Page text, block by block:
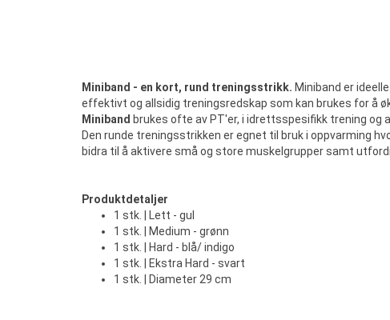
Miniband - en kort, rund treningsstrikk. Miniband er
effektivt og allsidig treningsredskap som kan brukes for å
Miniband brukes ofte av PT'er, i idrettsspesifikk trening og
Den runde treningsstrikken er egnet til bruk i oppvarming
bidra til å aktivere små og store muskelgrupper samt
Produktdetaljer
1 stk. | Lett - gul
1 stk. | Medium - grønn
1 stk. | Hard - blå/ indigo
1 stk. | Ekstra Hard - svart
1 stk. | Diameter 29 cm